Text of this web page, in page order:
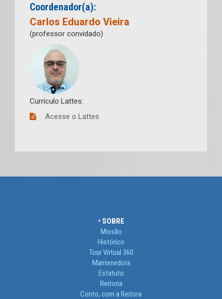
Coordenador(a):
Carlos Eduardo Vieira
(professor convidado)
Currículo Lattes:
Acesse o Lattes
• SOBRE
Missão
Histórico
Tour Virtual 360
Mantenedora
Estatuto
Reitoria
Conto, com a Reitora